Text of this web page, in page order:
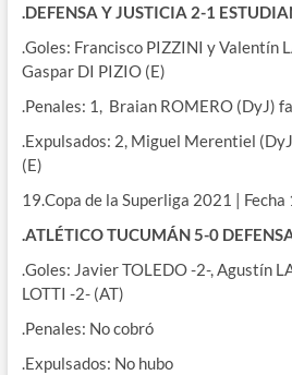
.DEFENSA Y JUSTICIA 2-1
.Goles: Francisco PIZZINI y Valentín
Gaspar DI PIZIO (E)
.Penales: 1, Braian ROMERO (DyJ)
.Expulsados: 2, Miguel Merentiel
(E)
19.Copa de la Superliga 2021 |
.ATLÉTICO TUCUMÁN 5-0
.Goles: Javier TOLEDO -2-, Agustín
LOTTI -2- (AT)
.Penales: No cobró
.Expulsados: No hubo